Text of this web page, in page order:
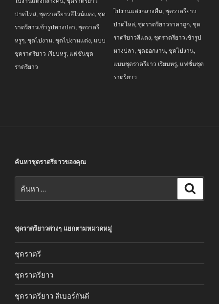
ปาดไหล่, ชุดราตรียาวสีไวน์แดง, ชุด
ราตรียาวเข้ารูปหางปลา, ชุดราตรี
หรูๆ, ชุดไปงาน, ชุดไปงานแต่ง, แบบ
ชุดราตรียาว เรียบหรู, แฟชั่นชุด
ราตรียาว
ไปงานแต่งกลางคืน, ชุดราตรียาว
ปาดไหล่, ชุดราตรียาวราคาถูก, ชุด
ราตรียาวสีแดง, ชุดราตรียาวเข้ารูป
หางปลา, ชุดออกงาน, ชุดไปงาน,
แบบชุดราตรียาว เรียบหรู, แฟชั่นชุด
ราตรียาว
ค้นหาชุดราตรียาวของคุณ
ชุดราตรียาวต่างๆ แยกตามหมวดหมู่
ชุดราตรี
ชุดราตรียาว
ชุดราตรียาว สีเบอร์กันดี